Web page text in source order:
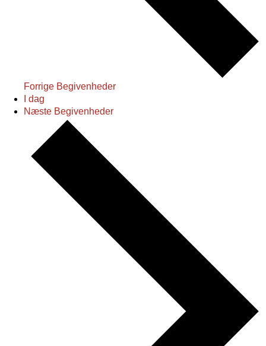
Forrige Begivenheder
I dag
Næste Begivenheder